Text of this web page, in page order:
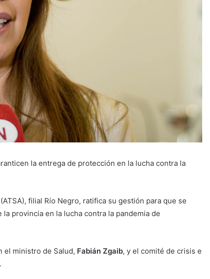
la entrega de protección en la lucha contra la
filial Río Negro, ratifica su gestión para que se
provincia en la lucha contra la pandemia de
el ministro de Salud, Fabián Zgaib, y el comité de crisis e